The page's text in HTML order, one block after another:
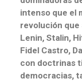
intenso que el
revolución
Lenin, Stalin,
Fidel Castro,
con doctrinas
democracias,